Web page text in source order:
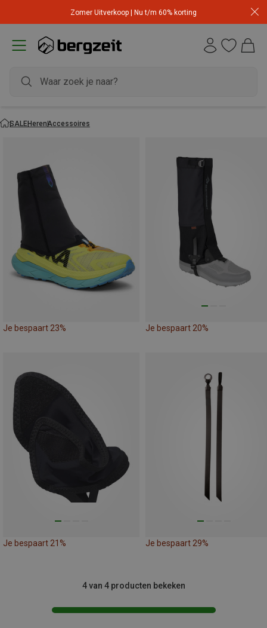
Zomer Uitverkoop | Nu t/m 60% korting
SALEHerenAccessoires
Je bespaart 23% Je bespaart 20%
Je bespaart 21% Je bespaart 29%
4 van 4 producten bekeken